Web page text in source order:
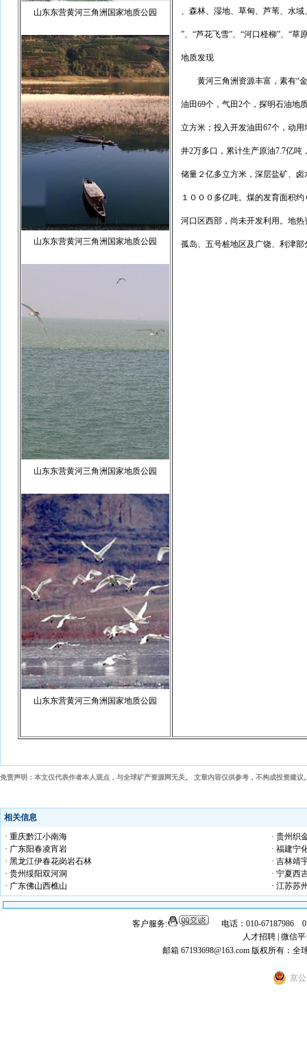
山东东营黄河三角洲国家地质公园
山东东营黄河三角洲国家地质公园
山东东营黄河三角洲国家地质公园
山东东营黄河三角洲国家地质公园
、森林、湿地、草甸、芦苇、水
”、“芦花飞雪”、“河口柽柳”、“草
地质发现
黄河三角洲资源丰富，素有“金
油田69个，气田2个，探明石油地
立方米；投入开发油田67个，动
井2万多口，累计生产原油7.7亿吨
储量２亿多立方米，深层盐矿、
１０００多亿吨。煤的发育面积
河口区西部，尚未开发利用。地
孤岛、五号桩地区及广饶、利津
免责声明：本文仅代表作者本人观点，与全球矿产资源网无关。 文章内容仅供参考，不构成投资建
相关信息
· 重庆黔江小南海
· 贵州织
· 广东阳春凌宵岩
· 福建宁
· 黑龙江伊春花岗岩石林
· 吉林靖
· 贵州绥阳双河洞
· 宁夏西
· 广东佛山西樵山
· 江苏苏
客户服务:
电话：010-67187986
人才招聘 微信
邮箱 67193698@163.com 版权所有：全
京公